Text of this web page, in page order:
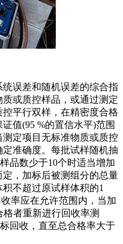
误差和随机误差的综合指
或质控样品，或通过测定
平行双样，在精密度合格
值(95 %的置信水平)范围
定项目无标准物质或质控
准确度。每批试样随机抽
品数少于10个时适当增加
，加标后被测组分的总量
不超过原试样体积的1
率应在允许范围内，当加
者重新进行回收率测
回收，直至总合格率大于